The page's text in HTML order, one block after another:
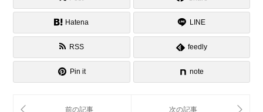
Hatena LINE
RSS feedly
Pin it note